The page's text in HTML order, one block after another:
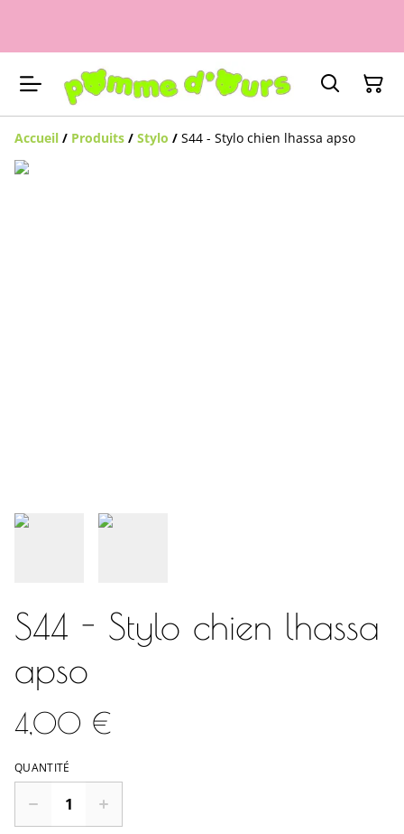
Accueil / Produits / Stylo / S44 - Stylo chien lhassa apso
S44 - Stylo chien lhassa
apso
4,00 €
QUANTITÉ